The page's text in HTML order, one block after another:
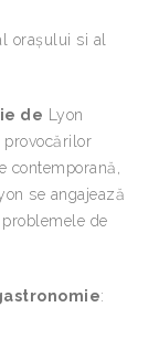
orașului si al
de Lyon
contemporană,
se angajează
de
: